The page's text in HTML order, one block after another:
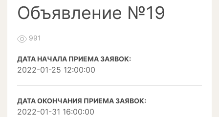
Объявление №19
991
ДАТА НАЧАЛА ПРИЕМА ЗАЯВОК:
2022-01-25 12:00:00
ДАТА ОКОНЧАНИЯ ПРИЕМА ЗАЯВОК:
2022-01-31 16:00:00